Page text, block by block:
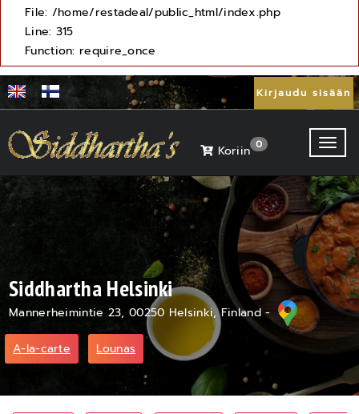
File: /home/restadeal/public_html/index.php
Line: 315
Function: require_once
Kirjaudu sisään
Koriin0
Siddhartha Helsinki
Mannerheimintie 23, 00250 Helsinki, Finland -
A-la-carte Lounas